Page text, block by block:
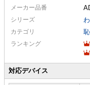
メーカー品番
シリーズ
カテゴリ
ランキング
対応デバイス